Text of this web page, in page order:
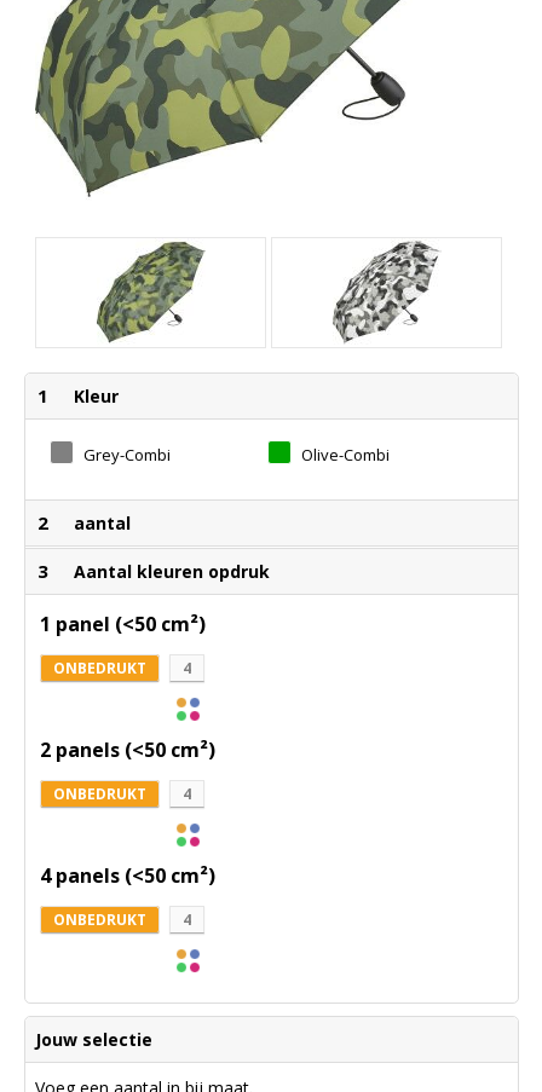
1 Kleur
Grey-Combi Olive-Combi
2 aantal
3 Aantal kleuren opdruk
1 panel (<50 cm²)
ONBEDRUKT 4
2 panels (<50 cm²)
ONBEDRUKT 4
4 panels (<50 cm²)
ONBEDRUKT 4
Jouw selectie
Voeg een aantal in bij maat.